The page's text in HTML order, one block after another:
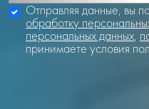
Отправляя данные, вы
обработку
персональных данных,
принимаете условия